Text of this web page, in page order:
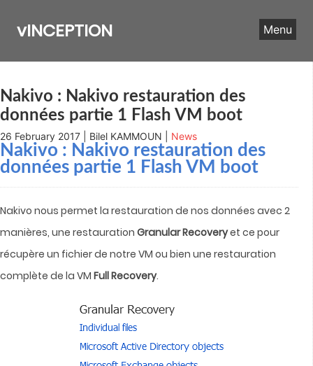
content
vINCEPTION Menu
Nakivo : Nakivo restauration des
données partie 1 Flash VM boot
26 February 2017 | Bilel KAMMOUN | News
Nakivo : Nakivo restauration des
données partie 1 Flash VM boot
Nakivo nous permet la restauration de nos données avec 2
manières, une restauration Granular Recoveryet ce pour
récupère un fichier de notre VM ou bien une restauration
complète de la VM Full Recovery.